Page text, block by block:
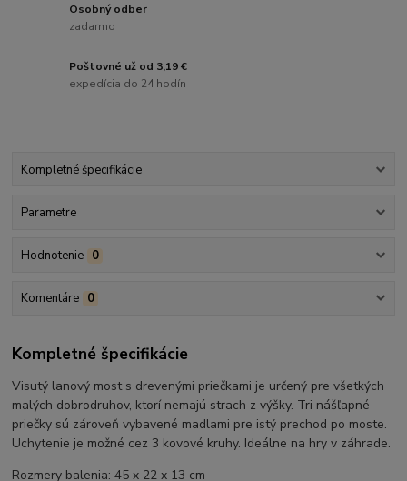
Osobný odber
zadarmo
Poštovné už od 3,19 €
expedícia do 24 hodín
Kompletné špecifikácie
Parametre
Hodnotenie 0
Komentáre 0
Kompletné špecifikácie
Visutý lanový most s drevenými priečkami je určený pre všetkých
malých dobrodruhov, ktorí nemajú strach z výšky. Tri nášľapné
priečky sú zároveň vybavené madlami pre istý prechod po moste.
Uchytenie je možné cez 3 kovové kruhy. Ideálne na hry v záhrade.
Rozmery balenia: 45 x 22 x 13 cm